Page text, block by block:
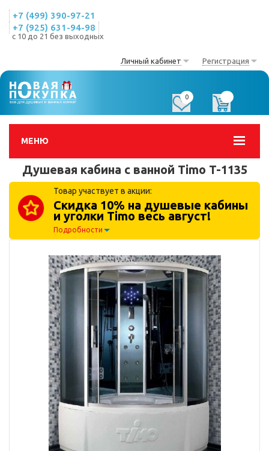
+7 (499) 390-97-21
+7 (925) 631-94-98
с 10 до 21 без выходных
Личный кабинет Регистрация
МЕНЮ
0
Душевая кабина с ванной Timo T-1135
Товар участвует в акции:
Скидка 10% на душевые кабины
и уголки Timo весь август!
Подробности